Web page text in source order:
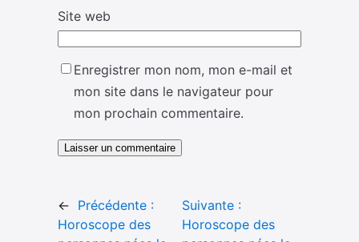
Site web
Enregistrer mon nom, mon e-mail et
mon site dans le navigateur pour
mon prochain commentaire.
← Précédente :
Horoscope des
Suivante :
Horoscope des